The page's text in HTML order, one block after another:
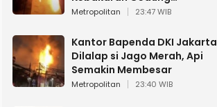
Bapenda DKI
Metropolitan 23:47 WIB
Kantor Bapenda DKI Jakarta
Dilalap si Jago Merah, Api
Semakin Membesar
Metropolitan 23:40 WIB